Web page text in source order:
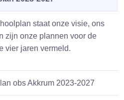
staat onze visie, ons
zijn onze plannen voor de
vier jaren vermeld.
obs Akkrum 2023-2027